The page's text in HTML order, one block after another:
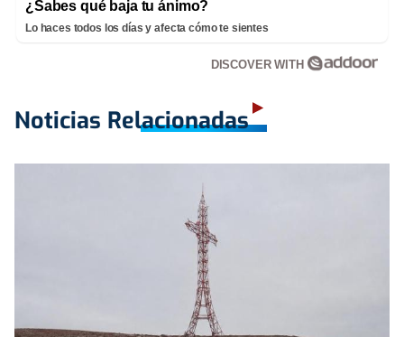
¿Sabes qué baja tu ánimo?
Lo haces todos los días y afecta cómo te sientes
DISCOVER WITH
Noticias Relacionadas